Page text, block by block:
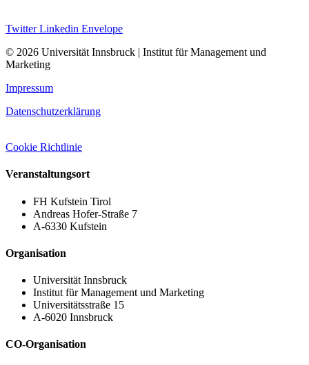
Twitter Linkedin Envelope
© 2026 Universität Innsbruck | Institut für Management und
Marketing
Impressum
Datenschutzerklärung
Cookie Richtlinie
Veranstaltungsort
FH Kufstein Tirol
Andreas Hofer-Straße 7
A-6330 Kufstein
Organisation
Universität Innsbruck
Institut für Management und Marketing
Universitätsstraße 15​
A-6020 Innsbruck​
CO-Organisation